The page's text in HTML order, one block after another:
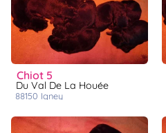
chiot 5
Du Val De La Houée
88150 igney